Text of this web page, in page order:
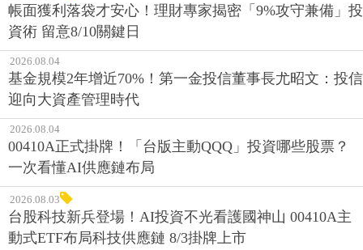
帳面獲利落袋才安心！理財專家揭密「9%攻守兼備」投
資術 留意8/10關鍵日
2026.08.04
基金規模2年增近70%！第一金投信董事長尤昭文：投信
迎向大資產管理時代
2026.08.04
00410A正式掛牌！「台版主動QQQ」投資哪些股票？
一次看懂AI供應鏈布局
2026.08.03
台股科技新兵登場！AI投資不光看護國神山 00410A主
動式ETF布局科技供應鏈 8/3掛牌上市